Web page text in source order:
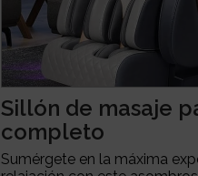
Sillón de masaje
completo
Sumérgete en la máxima